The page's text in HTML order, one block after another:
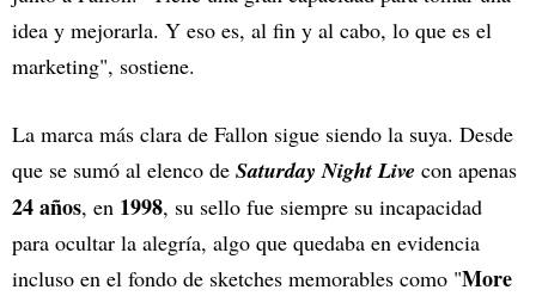
idea y mejorarla. Y eso es, al fin y al cabo, lo que es el
marketing", sostiene.
La marca más clara de Fallon sigue siendo la suya. Desde
que se sumó al elenco de Saturday Night Live con apenas
24 años, en 1998, su sello fue siempre su incapacidad
para ocultar la alegría, algo que quedaba en evidencia
incluso en el fondo de sketches memorables como "More